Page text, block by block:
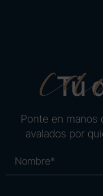
Tú
Ponte en manos
avalados por